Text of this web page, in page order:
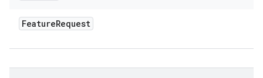
FeatureRequest